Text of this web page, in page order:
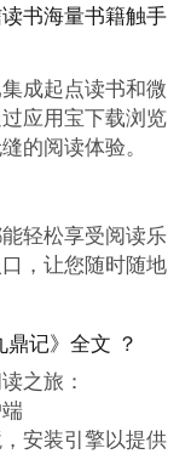
书海量书籍触手
成起点读书和微
应用宝下载浏览
的阅读体验。
轻松享受阅读乐
，让您随时随地
记》全文 ？
之旅：
安装引擎以提供